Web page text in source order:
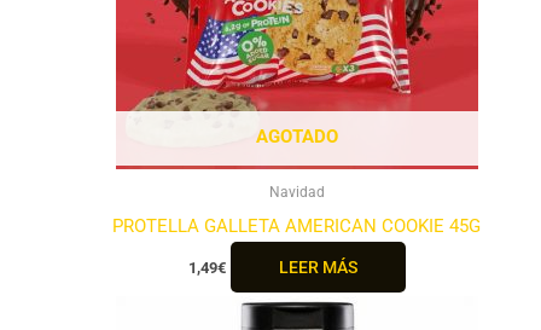
AGOTADO
Navidad
PROTELLA GALLETA AMERICAN COOKIE 45G
1,49€ LEER MÁS